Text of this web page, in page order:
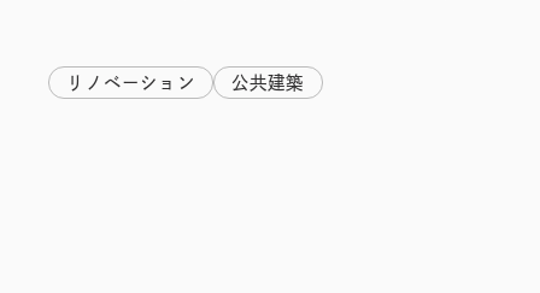
リノベーション 公共建築